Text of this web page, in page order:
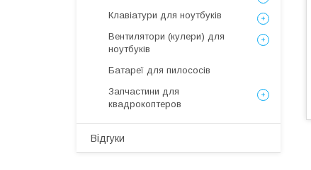
Клавіатури для ноутбуків
Вентилятори (кулери) для
ноутбуків
Батареї для пилососів
Запчастини для
квадрокоптеров
Відгуки